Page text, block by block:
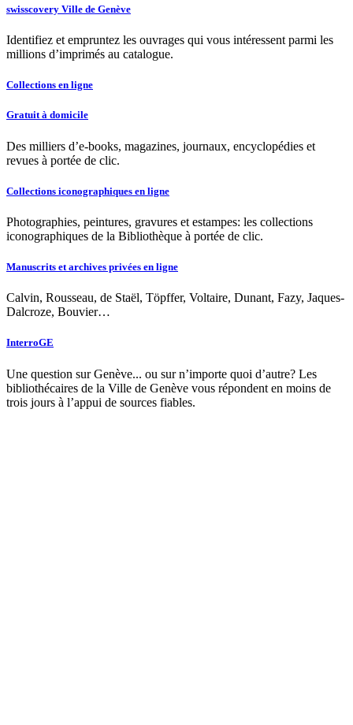
swisscovery Ville de Genève
Identifiez et empruntez les ouvrages qui vous intéressent parmi les
millions d’imprimés au catalogue.
Collections en ligne
Gratuit à domicile
Des milliers d’e-books, magazines, journaux, encyclopédies et
revues à portée de clic.
Collections iconographiques en ligne
Photographies, peintures, gravures et estampes: les collections
iconographiques de la Bibliothèque à portée de clic.
Manuscrits et archives privées en ligne
Calvin, Rousseau, de Staël, Töpffer, Voltaire, Dunant, Fazy, Jaques-
Dalcroze, Bouvier…
InterroGE
Une question sur Genève... ou sur n’importe quoi d’autre? Les
bibliothécaires de la Ville de Genève vous répondent en moins de
trois jours à l’appui de sources fiables.